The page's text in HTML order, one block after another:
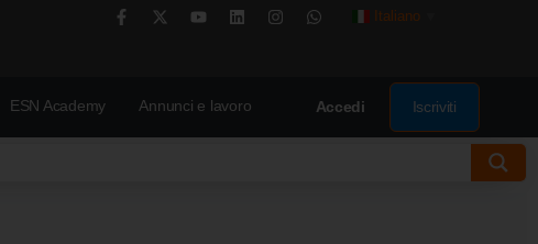
Italiano
ESN Academy Annunci e lavoro Accedi Iscriviti